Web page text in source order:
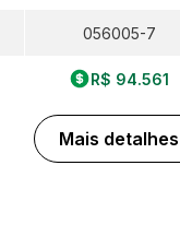
056005-7
R$ 94.561
Mais detalhes